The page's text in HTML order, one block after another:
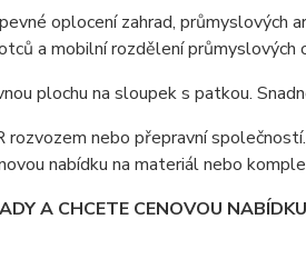
oplocení zahrad,
a mobilní rozdělení průmyslových
plochu na sloupek s patkou.
rozvozem nebo přepravní
nabídku na materiál nebo
A CHCETE CENOVOU